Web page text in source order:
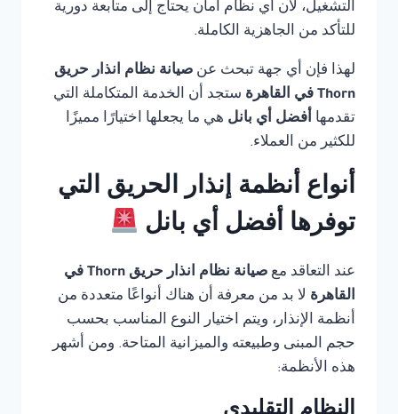
التشغيل، لأن أي نظام أمان يحتاج إلى متابعة دورية
للتأكد من الجاهزية الكاملة.
لهذا فإن أي جهة تبحث عن صيانة نظام انذار حريق
Thorn في القاهرة
ستجد أن الخدمة المتكاملة التي
تقدمها أفضل أي بانل هي ما يجعلها اختيارًا مميزًا
للكثير من العملاء.
أنواع أنظمة إنذار الحريق التي
توفرها أفضل أي بانل
عند التعاقد مع
صيانة نظام انذار حريق Thorn في
القاهرة لا بد من معرفة أن هناك أنواعًا متعددة من
أنظمة الإنذار، ويتم اختيار النوع المناسب بحسب
حجم المبنى وطبيعته والميزانية المتاحة. ومن أشهر
هذه الأنظمة: